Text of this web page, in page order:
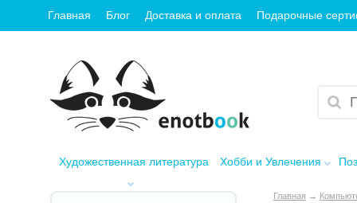
Главная Блог Доставка и оплата Подарочные
Художественная литература Хобби и Увлечения
Главная →